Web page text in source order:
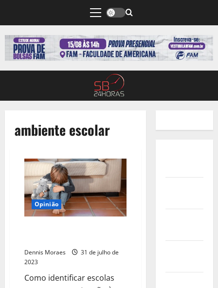
ambiente escolar
Opinião
Dennis Moraes
31 de julho de
2023
Como identificar escolas